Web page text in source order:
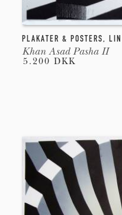
PLAKATER & POSTERS,
Khan Asad Pasha II
5.200 DKK